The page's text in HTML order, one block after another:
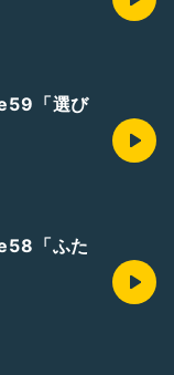
「選び
「ふた